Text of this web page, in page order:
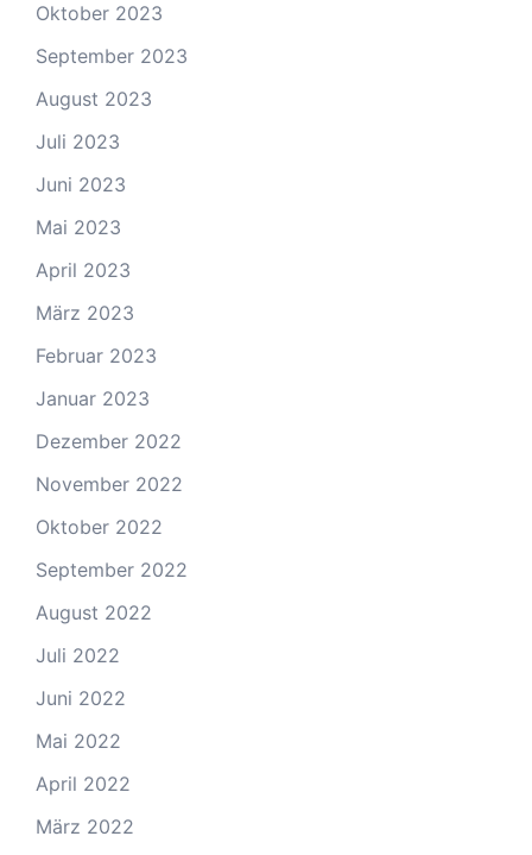
Oktober 2023
September 2023
August 2023
Juli 2023
Juni 2023
Mai 2023
April 2023
März 2023
Februar 2023
Januar 2023
Dezember 2022
November 2022
Oktober 2022
September 2022
August 2022
Juli 2022
Juni 2022
Mai 2022
April 2022
März 2022